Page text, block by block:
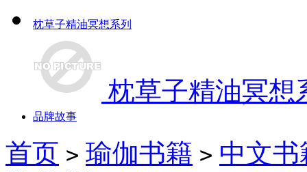
枕草子精油冥想系列
枕草子精油冥想
品牌故事
首页 > 瑜伽书籍 > 中文书